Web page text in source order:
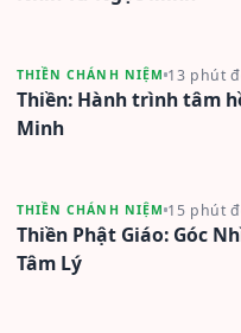
THIỀN CHÁNH NIỆM 13 phút
Thiền: Hành trình tâm
Minh
THIỀN CHÁNH NIỆM 15 phút
Thiền Phật Giáo: Góc
Tâm Lý